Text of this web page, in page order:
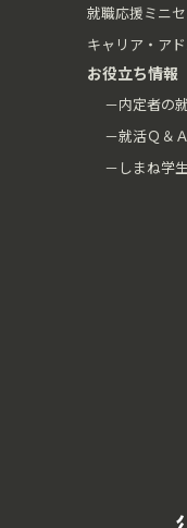
就職応援ミニ
キャリア・ア
お役立ち情報
－内定者の
－就活Ｑ＆Ａ
－しまね学